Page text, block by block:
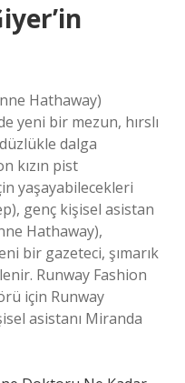
Hathaway)
yeni bir mezun, hırslı
dalga
kızın pist
yaşayabilecekleri
genç kişisel asistan
Hathaway),
bir gazeteci, şımarık
Runway Fashion
için Runway
asistanı Miranda